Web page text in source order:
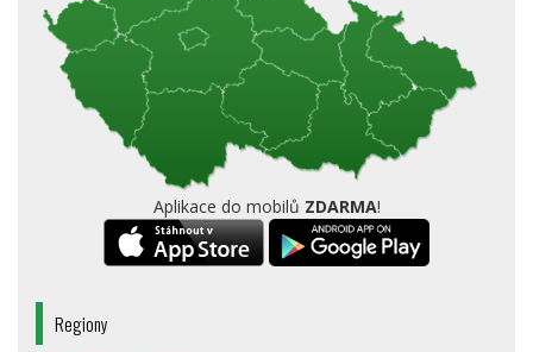
Aplikace do mobilů ZDARMA!
Regiony